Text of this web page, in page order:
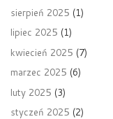
sierpień 2025 (1)
lipiec 2025 (1)
kwiecień 2025 (7)
marzec 2025 (6)
luty 2025 (3)
styczeń 2025 (2)